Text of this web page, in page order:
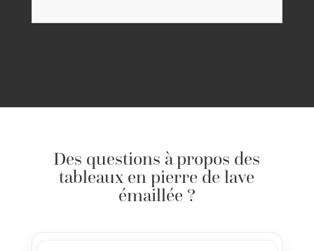
Des questions à propos des
tableaux en pierre de lave
émaillée ?